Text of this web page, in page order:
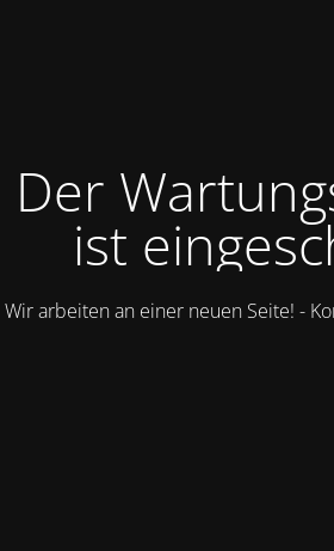
Der
ist
Wir arbeiten an einer neuen Seite! -